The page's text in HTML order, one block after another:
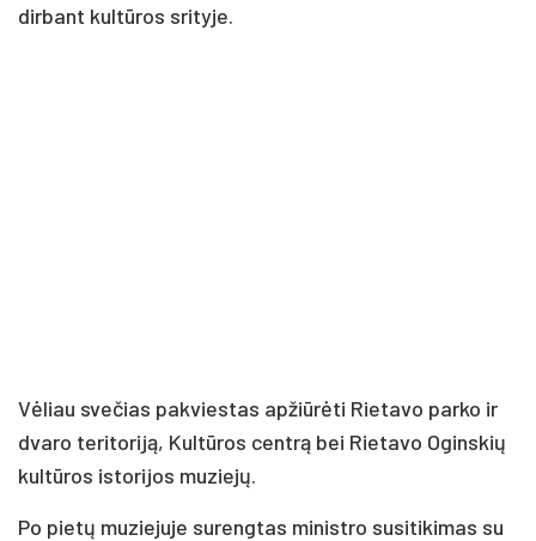
dirbant kultūros srityje.
Vėliau svečias pakviestas apžiūrėti Rietavo parko ir
dvaro teritoriją, Kultūros centrą bei Rietavo Oginskių
kultūros istorijos muziejų.
Po pietų muziejuje surengtas ministro susitikimas su